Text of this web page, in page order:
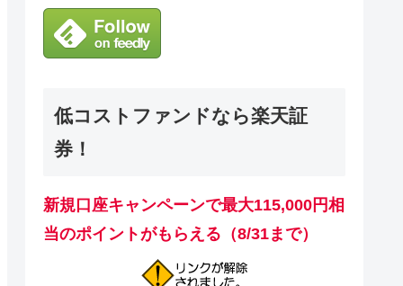
低コストファンドなら楽天証
券！
新規口座キャンペーンで最大115,000円相
当のポイントがもらえる（8/31まで）